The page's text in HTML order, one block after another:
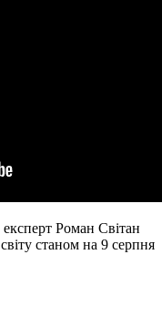
Роман Світан
станом на 9 серпня